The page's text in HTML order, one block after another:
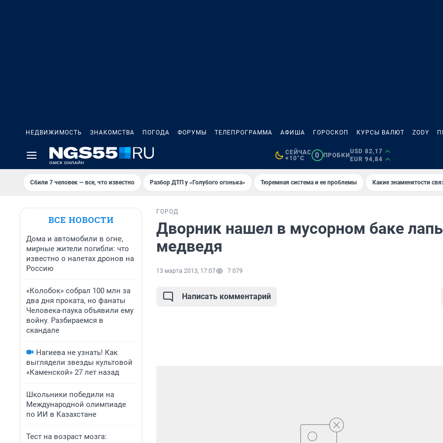
НЕДВИЖИМОСТЬ ЗНАКОМСТВА ПОГОДА ФОРУМЫ ТЕЛЕПРОГРАММА АФИША ГОРОСКОП КУРСЫ ВАЛЮТ ZODY
СЕЙЧАС
+10°C
0 ПРОБКИ
USD 82,17
EUR 94,84
Сбили 7 человек — все, что известно Разбор ДТП у «Голубого огонька» Тюремная система и ее проблемы Какие знаменитости
ВСЕ НОВОСТИ
Дома и автомобили в огне,
мирные жители погибли: что
известно о налетах дронов на
Россию
«Колобок» собрал 100 млн за
два дня проката, но фанаты
Человека-паука объявили ему
войну. Разбираемся в
скандале
Нагиева не узнать! Как
выглядели звезды культовой
«Каменской» 27 лет назад
Школьники победили на
Международной олимпиаде
по ИИ в Казахстане
Тест на возраст мозга:
ГОРОД
Дворник нашел в мусорном баке
медведя
13 марта 2013, 17:07 7 079
Написать комментарий